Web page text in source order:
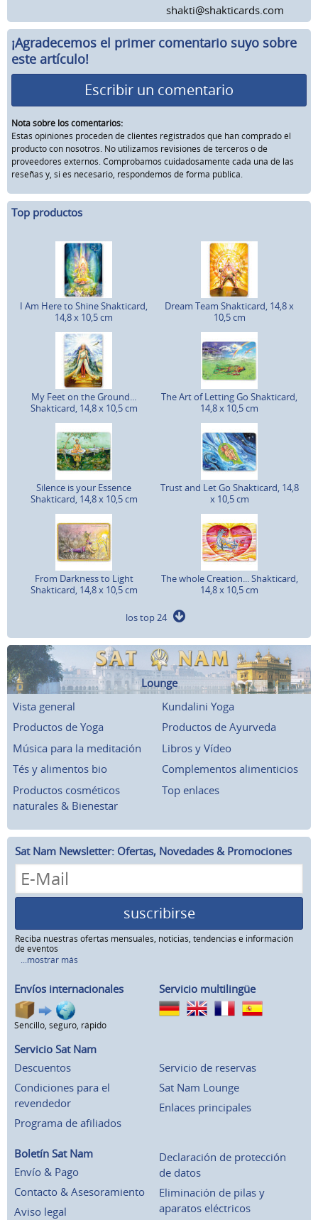
shakti@shakticards.com
¡Agradecemos el primer comentario suyo sobre
este artículo!
Escribir un comentario
Nota sobre los comentarios:
Estas opiniones proceden de clientes registrados que han comprado el
producto con nosotros. No utilizamos revisiones de terceros o de
proveedores externos. Comprobamos cuidadosamente cada una de las
reseñas y, si es necesario, respondemos de forma pública.
Top productos
I Am Here to Shine Shakticard,
14,8 x 10,5 cm
Dream Team Shakticard, 14,8 x
10,5 cm
My Feet on the Ground...
Shakticard, 14,8 x 10,5 cm
The Art of Letting Go Shakticard,
14,8 x 10,5 cm
Silence is your Essence
Shakticard, 14,8 x 10,5 cm
Trust and Let Go Shakticard, 14,8
x 10,5 cm
From Darkness to Light
Shakticard, 14,8 x 10,5 cm
The whole Creation... Shakticard,
14,8 x 10,5 cm
los top 24
Lounge
Vista general
Kundalini Yoga
Productos de Yoga
Productos de Ayurveda
Música para la meditación
Libros y Vídeo
Tés y alimentos bio
Complementos alimenticios
Productos cosméticos
naturales & Bienestar
Top enlaces
Sat Nam Newsletter: Ofertas, Novedades & Promociones
suscribirse
Reciba nuestras ofertas mensuales, noticias, tendencias e información
de eventos
...mostrar más
Envíos internacionales
Sencillo, seguro, rápido
Servicio multilingüe
Servicio Sat Nam
Descuentos
Condiciones para el
revendedor
Programa de afiliados
Servicio de reservas
Sat Nam Lounge
Enlaces principales
Boletín Sat Nam
Envío & Pago
Contacto & Asesoramiento
Aviso legal
Declaración de protección
de datos
Eliminación de pilas y
aparatos eléctricos